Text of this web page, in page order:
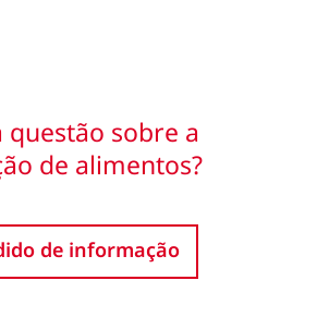
questão sobre a
de alimentos?
de informação